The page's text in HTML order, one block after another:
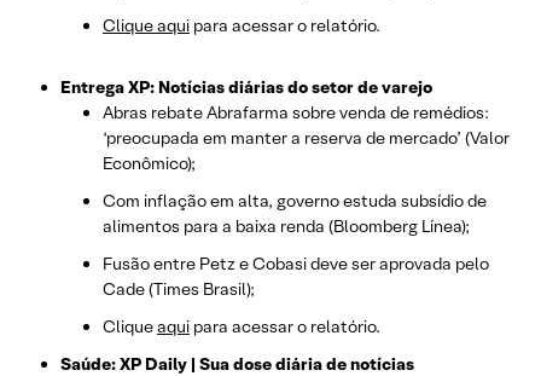
Clique aqui para acessar o relatório.
Entrega XP: Notícias diárias do setor de varejo
Abras rebate Abrafarma sobre venda de remédios:
‘preocupada em manter a reserva de mercado’ (Valor
Econômico);
Com inflação em alta, governo estuda subsídio de
alimentos para a baixa renda (Bloomberg Línea);
Fusão entre Petz e Cobasi deve ser aprovada pelo
Cade (Times Brasil);
Cliqueaqui para acessar o relatório.
Saúde: XP Daily | Sua dose diária de notícias